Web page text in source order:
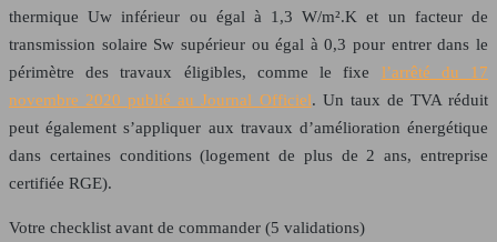
thermique Uw inférieur ou égal à 1,3 W/m².K et un facteur de
transmission solaire Sw supérieur ou égal à 0,3 pour entrer dans le
périmètre des travaux éligibles, comme le fixe l’arrêté du 17
novembre 2020 publié au Journal Officiel. Un taux de TVA réduit
peut également s’appliquer aux travaux d’amélioration énergétique
dans certaines conditions (logement de plus de 2 ans, entreprise
certifiée RGE).
Votre checklist avant de commander (5 validations)